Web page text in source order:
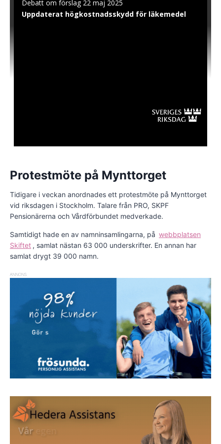
Protestmöte på Mynttorget
Tidigare i veckan anordnades ett protestmöte på Mynttorget
vid riksdagen i Stockholm. Talare från PRO, SKPF
Pensionärerna och Vårdförbundet medverkade.
Samtidigt hade en av namninsamlingarna, på webbplatsen
Skiftet , samlat nästan 63 000 underskrifter. En annan har
samlat drygt 39 000 namn.
ANNONS